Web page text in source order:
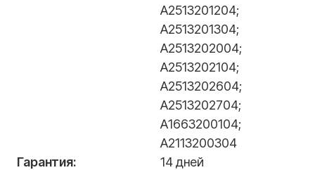
А2513201204;
А2513201304;
А2513202004;
А2513202104;
А2513202604;
А2513202704;
А1663200104;
А2113200304
Гарантия:
14 дней